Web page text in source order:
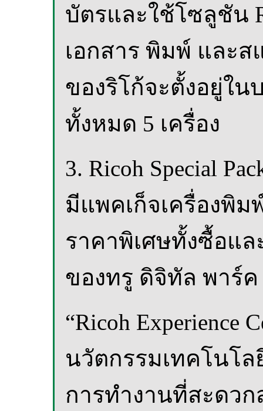
บัตรและใช้โซลูชัน
เอกสาร พิมพ์ และส
ของริโก้จะตั้งอยู่ใน
ทั้งหมด 5 เครื่อง
3. Ricoh Special
มีแพคเก็จเครื่องพิม
ราคาพิเศษทั้งซื้อแ
ของทรู ดิจิทัล พาร์ค
“Ricoh
นวัตกรรมเทคโนโ
การทำงานที่สะดว